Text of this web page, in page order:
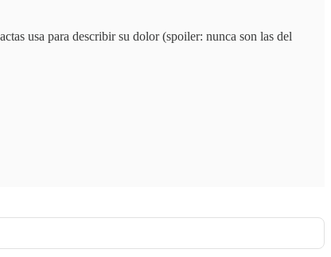
usa para describir su dolor (spoiler: nunca son las del